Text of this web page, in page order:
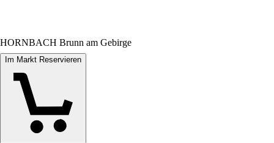
HORNBACH Brunn am Gebirge
Im Markt Reservieren